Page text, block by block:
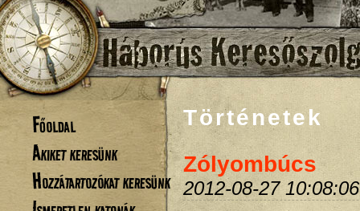
Főoldal
Akiket keresünk
Hozzátartozókat keresünk
Történetek
Zólyombúcs
2012-08-27 10:08:06